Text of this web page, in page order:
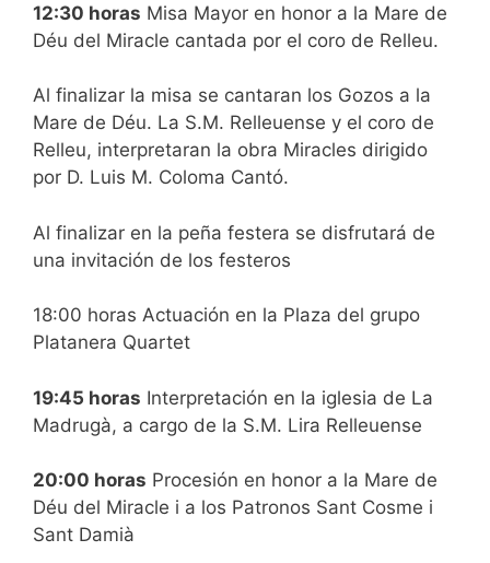
12:30 horas Misa Mayor en honor a la Mare de
Déu del Miracle cantada por el coro de Relleu.
Al finalizar la misa se cantaran los Gozos a la
Mare de Déu. La S.M. Relleuense y el coro de
Relleu, interpretaran la obra Miracles dirigido
por D. Luis M. Coloma Cantó.
Al finalizar en la peña festera se disfrutará de
una invitación de los festeros
18:00 horas Actuación en la Plaza del grupo
Platanera Quartet
19:45 horas Interpretación en la iglesia de La
Madrugà, a cargo de la S.M. Lira Relleuense
20:00 horas Procesión en honor a la Mare de
Déu del Miracle i a los Patronos Sant Cosme i
Sant Damià